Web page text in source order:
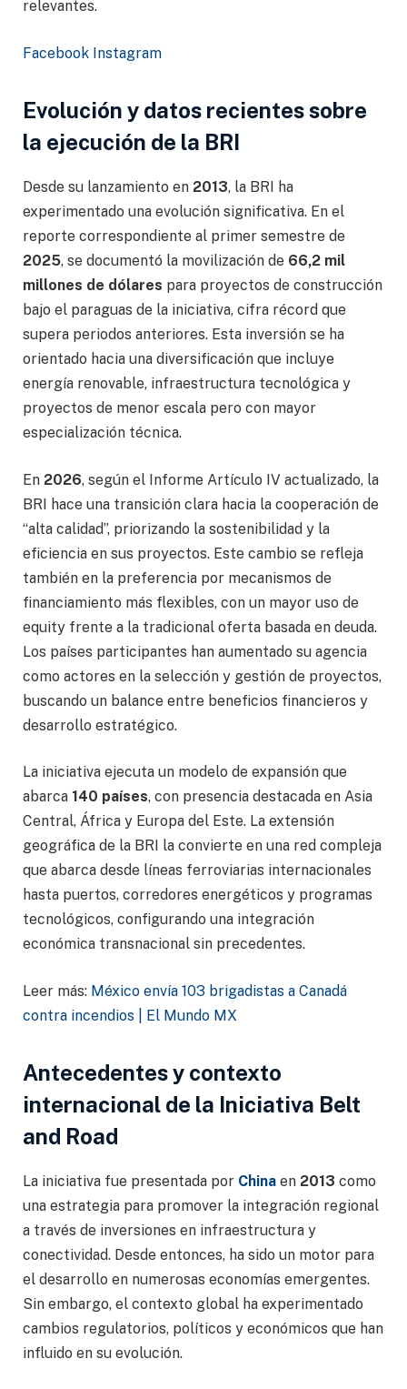
relevantes.
Facebook Instagram
Evolución y datos recientes sobre
la ejecución de la BRI
Desde su lanzamiento en 2013, la BRI ha
experimentado una evolución significativa. En el
reporte correspondiente al primer semestre de
2025, se documentó la movilización de 66,2 mil
millones de dólares para proyectos de construcción
bajo el paraguas de la iniciativa, cifra récord que
supera periodos anteriores. Esta inversión se ha
orientado hacia una diversificación que incluye
energía renovable, infraestructura tecnológica y
proyectos de menor escala pero con mayor
especialización técnica.
En 2026, según el Informe Artículo IV actualizado, la
BRI hace una transición clara hacia la cooperación de
“alta calidad”, priorizando la sostenibilidad y la
eficiencia en sus proyectos. Este cambio se refleja
también en la preferencia por mecanismos de
financiamiento más flexibles, con un mayor uso de
equity frente a la tradicional oferta basada en deuda.
Los países participantes han aumentado su agencia
como actores en la selección y gestión de proyectos,
buscando un balance entre beneficios financieros y
desarrollo estratégico.
La iniciativa ejecuta un modelo de expansión que
abarca 140 países, con presencia destacada en Asia
Central, África y Europa del Este. La extensión
geográfica de la BRI la convierte en una red compleja
que abarca desde líneas ferroviarias internacionales
hasta puertos, corredores energéticos y programas
tecnológicos, configurando una integración
económica transnacional sin precedentes.
Leer más: México envía 103 brigadistas a Canadá
contra incendios | El Mundo MX
Antecedentes y contexto
internacional de la Iniciativa Belt
and Road
La iniciativa fue presentada por China en 2013 como
una estrategia para promover la integración regional
a través de inversiones en infraestructura y
conectividad. Desde entonces, ha sido un motor para
el desarrollo en numerosas economías emergentes.
Sin embargo, el contexto global ha experimentado
cambios regulatorios, políticos y económicos que han
influido en su evolución.